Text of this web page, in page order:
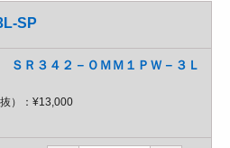
SP
Ｒ３４２－ＯＭＭ１ＰＷ－３Ｌ
）： ¥13,000